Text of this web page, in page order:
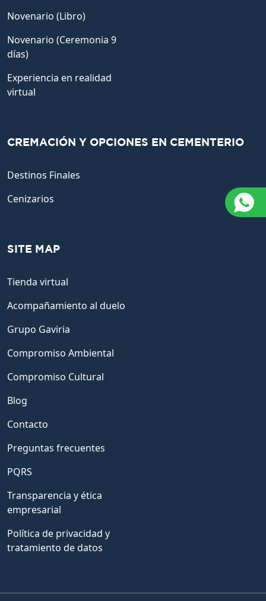
Novenario (Libro)
Novenario (Ceremonia 9
días)
Experiencia en realidad
virtual
CREMACIÓN Y OPCIONES EN CEMENTERIO
Destinos Finales
Cenizarios
SITE MAP
Tienda virtual
Acompañamiento al duelo
Grupo Gaviria
Compromiso Ambiental
Compromiso Cultural
Blog
Contacto
Preguntas frecuentes
PQRS
Transparencia y ética
empresarial
Política de privacidad y
tratamiento de datos